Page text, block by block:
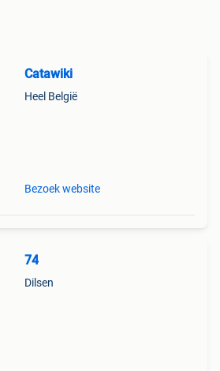
Catawiki
Heel België
Bezoek website
74
Dilsen